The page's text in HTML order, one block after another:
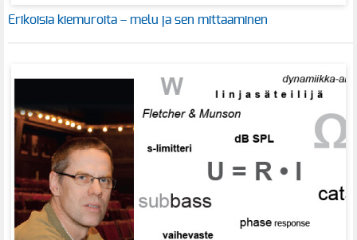
Erikoisia kiemuroita – melu ja sen mittaaminen